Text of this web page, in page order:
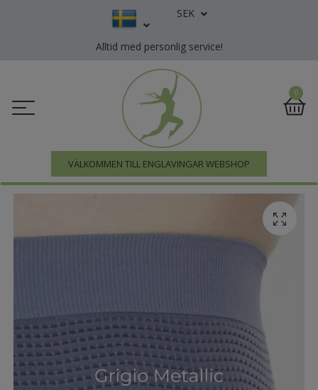
SEK
Alltid med personlig service!
VÄLKOMMEN TILL ENGLAVINGAR WEBSHOP
0